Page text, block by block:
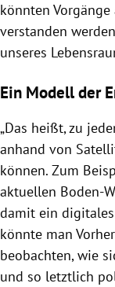
könnten
verstanden
unseres
Ein Modell der
„Das heißt, zu
anhand von
können. Zum
aktuellen Boden-
damit ein
könnte man
beobachten, wie
und so letztlich